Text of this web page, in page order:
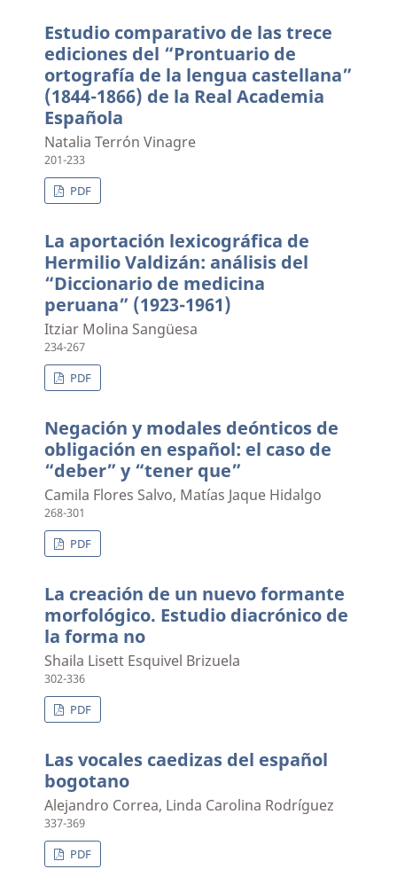
Estudio comparativo de las trece
ediciones del “Prontuario de
ortografía de la lengua castellana”
(1844-1866) de la Real Academia
Española
Natalia Terrón Vinagre
201-233
PDF
La aportación lexicográfica de
Hermilio Valdizán: análisis del
“Diccionario de medicina
peruana” (1923-1961)
Itziar Molina Sangüesa
234-267
PDF
Negación y modales deónticos de
obligación en español: el caso de
“deber” y “tener que”
Camila Flores Salvo, Matías Jaque Hidalgo
268-301
PDF
La creación de un nuevo formante
morfológico. Estudio diacrónico de
la forma no
Shaila Lisett Esquivel Brizuela
302-336
PDF
Las vocales caedizas del español
bogotano
Alejandro Correa, Linda Carolina Rodríguez
337-369
PDF